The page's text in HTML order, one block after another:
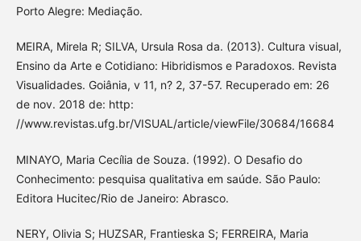
Porto Alegre: Mediação.
MEIRA, Mirela R; SILVA, Ursula Rosa da. (2013). Cultura visual,
Ensino da Arte e Cotidiano: Hibridismos e Paradoxos. Revista
Visualidades. Goiânia, v 11, n? 2, 37-57. Recuperado em: 26
de nov. 2018 de: http:
//www.revistas.ufg.br/VISUAL/article/viewFile/30684/16684
MINAYO, Maria Cecília de Souza. (1992). O Desafio do
Conhecimento: pesquisa qualitativa em saúde. São Paulo:
Editora Hucitec/Rio de Janeiro: Abrasco.
NERY, Olivia S; HUZSAR, Frantieska S; FERREIRA, Maria